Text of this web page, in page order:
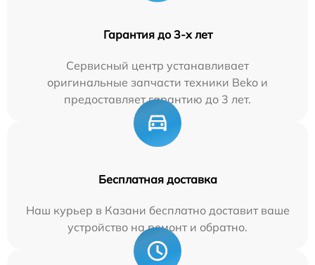
Гарантия до 3-х лет
Сервисный центр устанавливает
оригинальные запчасти техники Beko и
предоставляет гарантию до 3 лет.
Бесплатная доставка
Наш курьер в Казани бесплатно доставит ваше
устройство на ремонт и обратно.